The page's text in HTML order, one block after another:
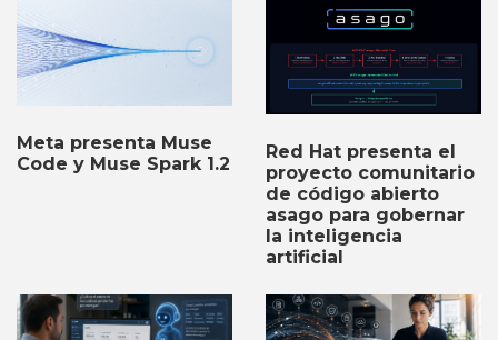
Meta presenta Muse
Code y Muse Spark 1.2
Red Hat presenta el
proyecto comunitario
de código abierto
asago para gobernar
la inteligencia
artificial